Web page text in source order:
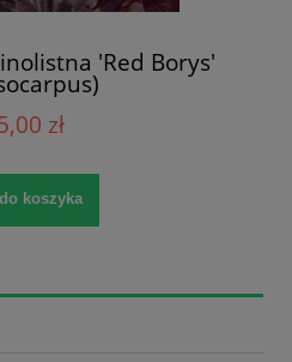
'Red Borys'
zł
do koszyka